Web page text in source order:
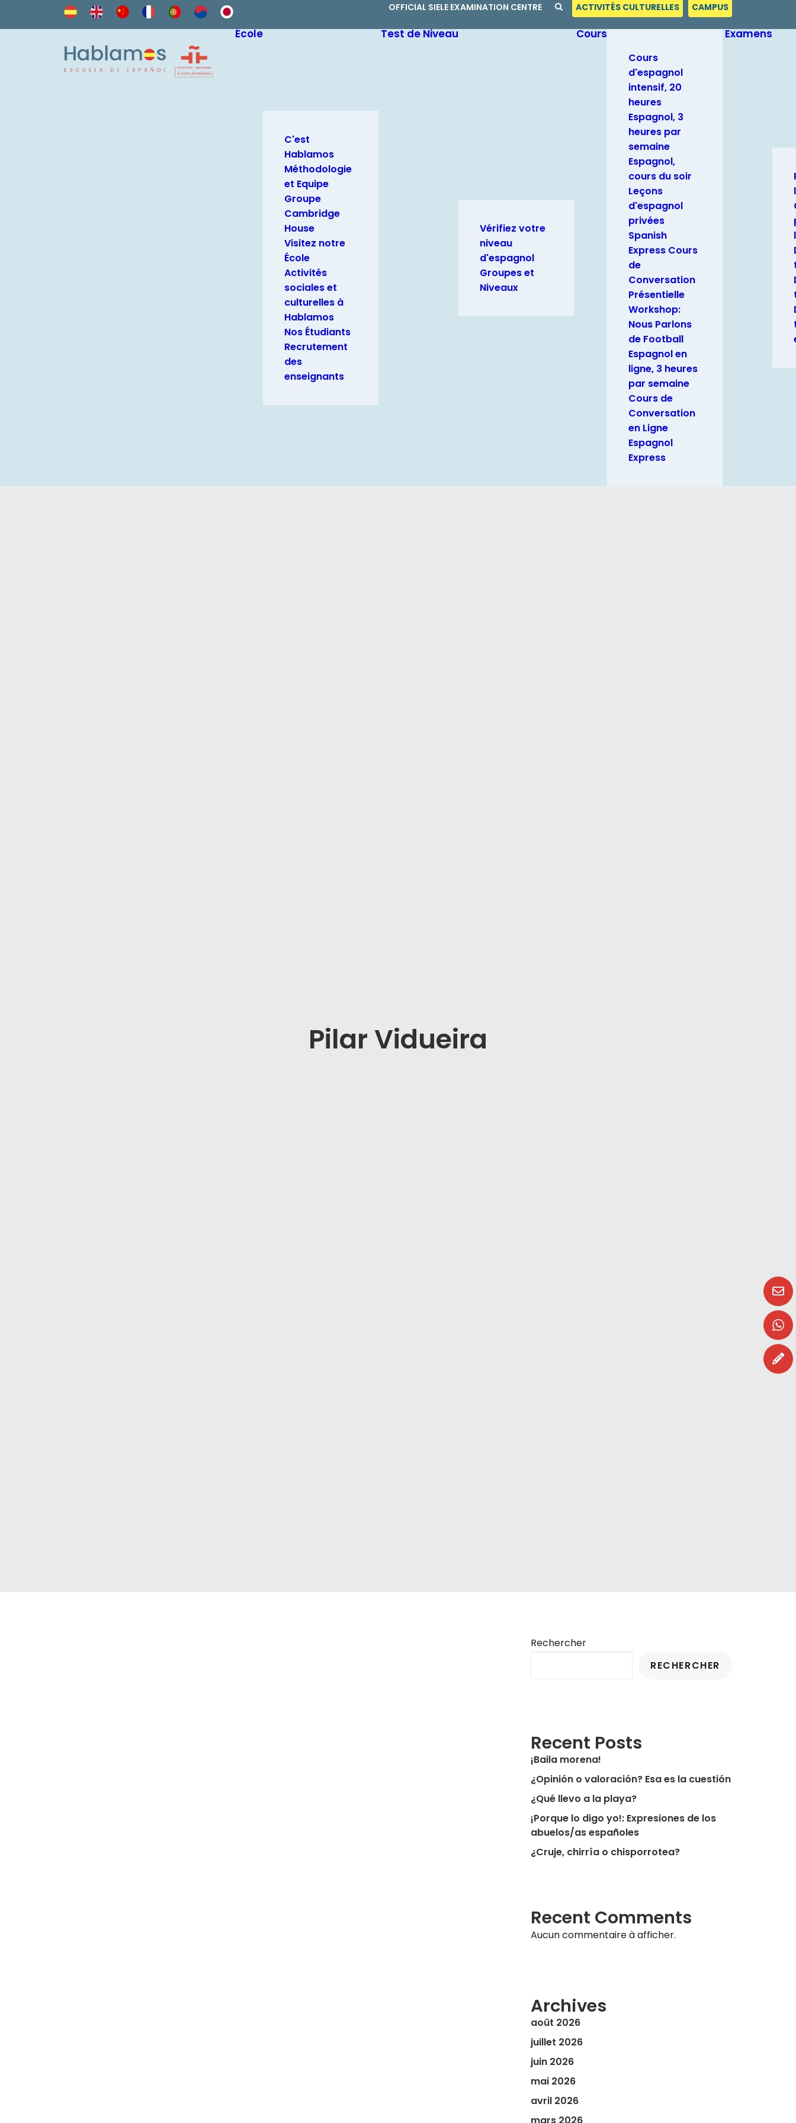
OFFICIAL SIELE EXAMINATION CENTRE ACTIVITÉS CULTURELLES CAMPUS
École
C'est
Hablamos
Méthodologie
et Equipe
Groupe
Cambridge
House
Visitez notre
École
Activités
sociales et
culturelles à
Hablamos
Nos Étudiants
Recrutement
des
enseignants
Test de Niveau
Vérifiez votre
niveau
d'espagnol
Groupes et
Niveaux
Cours
Cours
d'espagnol
intensif, 20
heures
Espagnol, 3
heures par
semaine
Espagnol,
cours du soir
Leçons
d'espagnol
privées
Spanish
Express Cours
de
Conversation
Présentielle
Workshop:
Nous Parlons
de Football
Espagnol en
ligne, 3 heures
par semaine
Cours de
Conversation
en Ligne
Espagnol
Express
Examens
Pilar Vidueira
Rechercher
RECHERCHER
Recent Posts
¡Baila morena!
¿Opinión o valoración? Esa es la cuestión
¿Qué llevo a la playa?
¡Porque lo digo yo!: Expresiones de los
abuelos/as españoles
¿Cruje, chirría o chisporrotea?
Recent Comments
Aucun commentaire à afficher.
Archives
août 2026
juillet 2026
juin 2026
mai 2026
avril 2026